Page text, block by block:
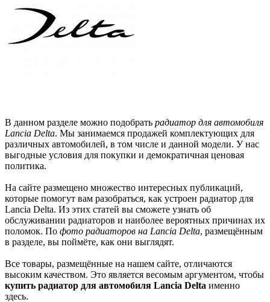
В данном разделе можно подобрать радиатор для автомобиля
Lancia Delta. Мы занимаемся продажей комплектующих для
различных автомобилей, в том числе и данной модели. У нас
выгодные условия для покупки и демократичная ценовая
политика.
На сайте размещено множество интересных публикаций,
которые помогут вам разобраться, как устроен радиатор для
Lancia Delta. Из этих статей вы сможете узнать об
обслуживании радиаторов и наиболее вероятных причинах их
поломок. По фото радиаторов на Lancia Delta, размещённым
в разделе, вы поймёте, как они выглядят.
Все товары, размещённые на нашем сайте, отличаются
высоким качеством. Это является весомым аргументом, чтобы
купить радиатор для автомобиля Lancia Delta именно
здесь.